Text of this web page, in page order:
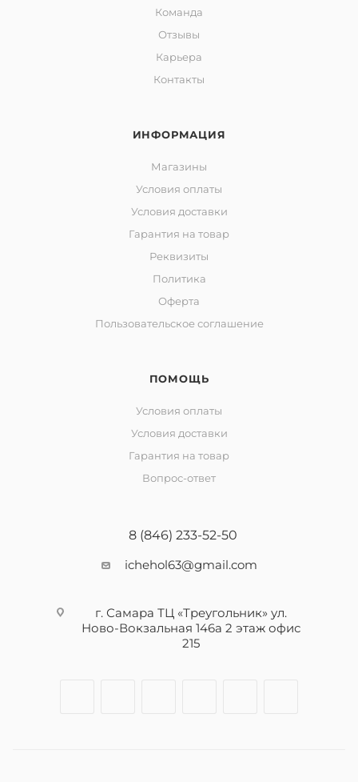
Команда
Отзывы
Карьера
Контакты
ИНФОРМАЦИЯ
Магазины
Условия оплаты
Условия доставки
Гарантия на товар
Реквизиты
Политика
Оферта
Пользовательское соглашение
ПОМОЩЬ
Условия оплаты
Условия доставки
Гарантия на товар
Вопрос-ответ
8 (846) 233-52-50
ichehol63@gmail.com
г. Самара ТЦ «Треугольник» ул.
Ново-Вокзальная 146а 2 этаж офис
215